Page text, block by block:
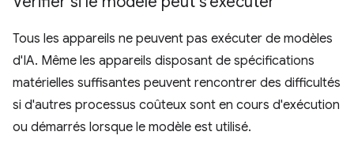
Tous les appareils ne peuvent pas exécuter de modèles
d'IA. Même les appareils disposant de spécifications
matérielles suffisantes peuvent rencontrer des difficultés
si d'autres processus coûteux sont en cours d'exécution
ou démarrés lorsque le modèle est utilisé.